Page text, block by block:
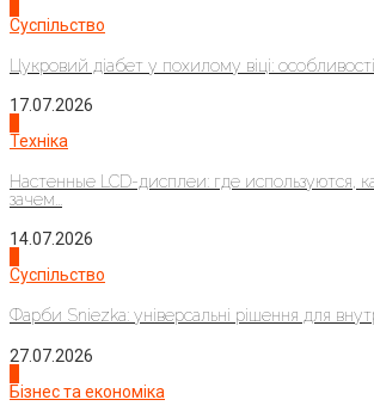
Суспільство
Цукровий діабет у похилому віці: особливості
17.07.2026
Техніка
Настенные LCD-дисплеи: где используются,
зачем...
14.07.2026
Суспільство
Фарби Sniezka: універсальні рішення для
27.07.2026
Бізнес та економіка